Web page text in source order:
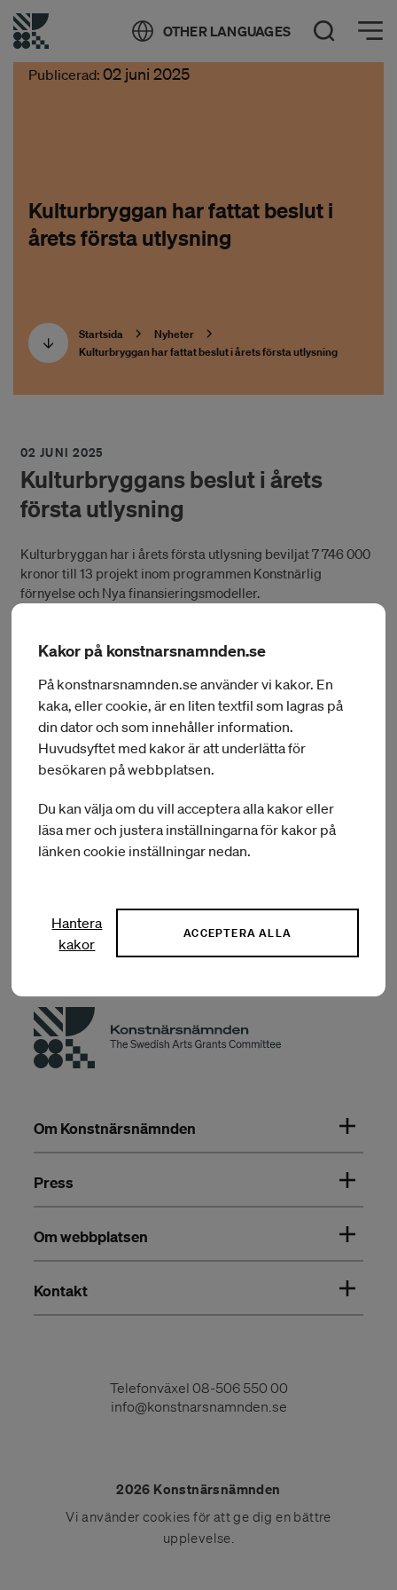
OTHER LANGUAGES Öppna sök
Öppna meny
Publicerad: 02 juni 2025
Kulturbryggan har fattat beslut i
årets första utlysning
Startsida
Nyheter
Kulturbryggan har fattat beslut i årets första utlysning
02 JUNI 2025
Kulturbryggans beslut i årets
första utlysning
Kulturbryggan har i årets första utlysning beviljat 7 746 000
kronor till 13 projekt inom programmen Konstnärlig
förnyelse och Nya finansieringsmodeller.
2025. Samtliga beviljade projekt finns listade
Dela i sociala medier
Om Konstnärsnämnden
Press
Om webbplatsen
Kontakt
Telefonväxel 08-506 550 00
info@konstnarsnamnden.se
2026 Konstnärsnämnden
Vi använder cookies för att ge dig en bättre
upplevelse.
Kakor på konstnarsnamnden.se
På konstnarsnamnden.se använder vi kakor. En
kaka, eller cookie, är en liten textfil som lagras på
din dator och som innehåller information.
Huvudsyftet med kakor är att underlätta för
besökaren på webbplatsen.
Du kan välja om du vill acceptera alla kakor eller
läsa mer och justera inställningarna för kakor på
länken cookie inställningar nedan.
Hantera
kakor
ACCEPTERA ALLA